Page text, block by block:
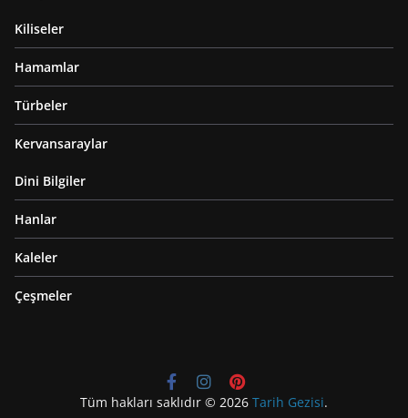
Kiliseler
Hamamlar
Türbeler
Kervansaraylar
Dini Bilgiler
Hanlar
Kaleler
Çeşmeler
Tüm hakları saklıdır © 2026 Tarih Gezisi.